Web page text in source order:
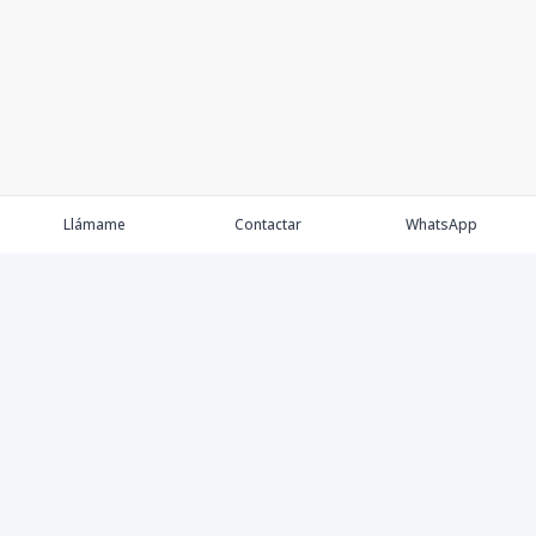
Llámame Contactar WhatsApp